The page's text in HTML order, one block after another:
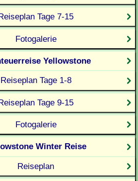
Tage 7-15
Fotogalerie
Yellowstone
Reiseplan Tage 1-8
Tage 9-15
Fotogalerie
Winter Reise
Reiseplan